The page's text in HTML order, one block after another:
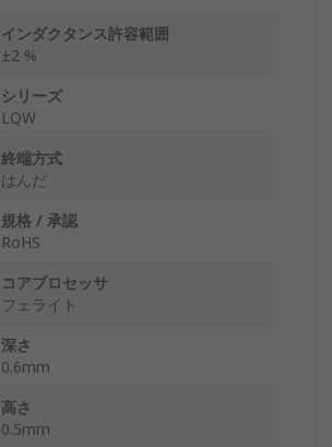
インダクタンス許容範囲
±2 %
シリーズ
LQW
終端方式
はんだ
規格 / 承認
RoHS
コアプロセッサ
フェライト
深さ
0.6mm
高さ
0.5mm